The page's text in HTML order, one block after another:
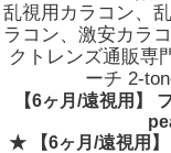
乱視用カラコン、
ラコン、激安カラ
クトレンズ通販専
ーチ 2-
【6ヶ月/遠視用】
★ 【6ヶ月/遠視用】